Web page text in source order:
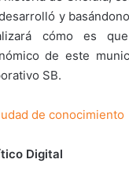
y
cómo es
de este
SB.
de conocimiento
Digital